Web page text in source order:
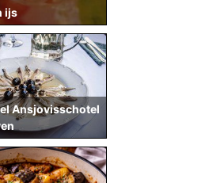
ijs
Ansjovisschotel